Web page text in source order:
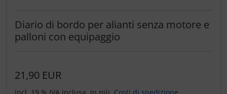
Diario di bordo per alianti senza motore e
palloni con equipaggio
21,90 EUR